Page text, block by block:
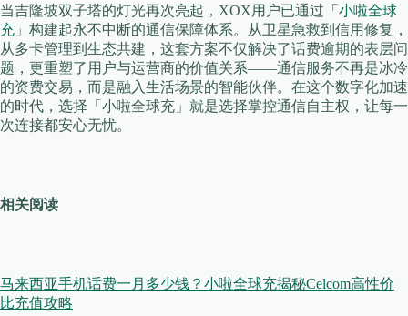
当吉隆坡双子塔的灯光再次亮起，XOX用户已通过「 小啦全球
充 」构建起永不中断的通信保障体系。从卫星急救到信用修复，
从多卡管理到生态共建，这套方案不仅解决了话费逾期的表层问
题，更重塑了用户与运营商的价值关系——通信服务不再是冰冷
的资费交易，而是融入生活场景的智能伙伴。在这个数字化加速
的时代，选择「小啦全球充」就是选择掌控通信自主权，让每一
次连接都安心无忧。
相关阅读
马来西亚手机话费一月多少钱？小啦全球充揭秘Celcom高性价
比充值攻略